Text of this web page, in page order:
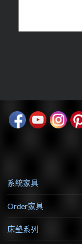
系統家具
Order家具
床墊系列